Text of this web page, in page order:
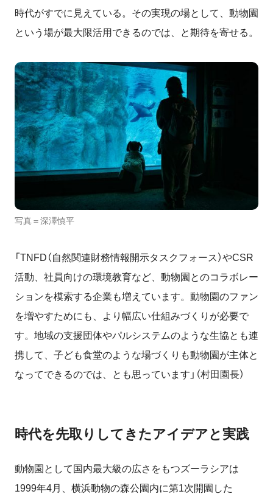
時代がすでに見えている。その実現の場として、動物園
という場が最大限活用できるのでは、と期待を寄せる。
写真＝深澤慎平
「 TNFD （自然関連財務情報開示タスクフォース）やCSR
活動、 社員向けの環境教育など、 動物園とのコラボレー
ションを模索する企業も増えています。 動物園のファン
を増やすためにも、より幅広い仕組みづくりが必要で
す。地域の支援団体やパルシステムのような生協とも連
携して、子ども食堂のような場づくりも動物園が主体と
なってできるのでは、とも思っています」（村田園長）
時代を先取りしてきたアイデアと実践
動物園として国内最大級の広さをもつズーラシアは
1999年4月、横浜動物の森公園内に第1次開園した